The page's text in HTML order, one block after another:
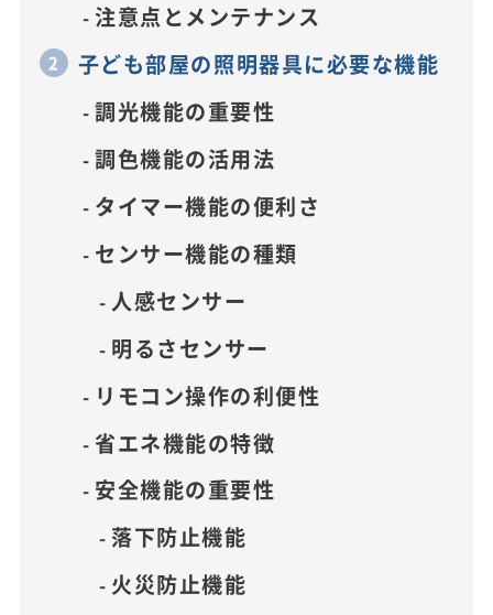
注意点とメンテナンス
子ども部屋の照明器具に必要な機能
調光機能の重要性
調色機能の活用法
タイマー機能の便利さ
センサー機能の種類
人感センサー
明るさセンサー
リモコン操作の利便性
省エネ機能の特徴
安全機能の重要性
落下防止機能
火災防止機能